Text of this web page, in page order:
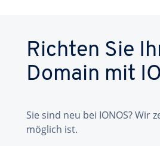
Richten Sie
Domain mit
Sie sind neu bei IONOS? Wir
möglich ist.